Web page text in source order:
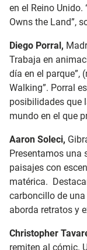
en el Reino Unido.
Owns the Land”,
Diego Porral,
Trabaja en
día en el parque”,
Walking”. Porral
posibilidades que
mundo en el que
Aaron Soleci,
Presentamos una
paisajes con
matérica.
carboncillo de
aborda retratos y
Christopher
remiten al cómic.